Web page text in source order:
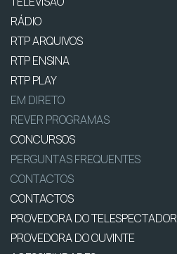
RÁDIO
RTP ARQUIVOS
RTP ENSINA
RTP PLAY
EM DIRETO
REVER PROGRAMAS
CONCURSOS
PERGUNTAS FREQUENTES
CONTACTOS
CONTACTOS
PROVEDORA DO TELESPECTADOR
PROVEDORA DO OUVINTE